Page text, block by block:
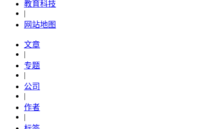
教育科技
|
网站地图
文章
|
专题
|
公司
|
作者
|